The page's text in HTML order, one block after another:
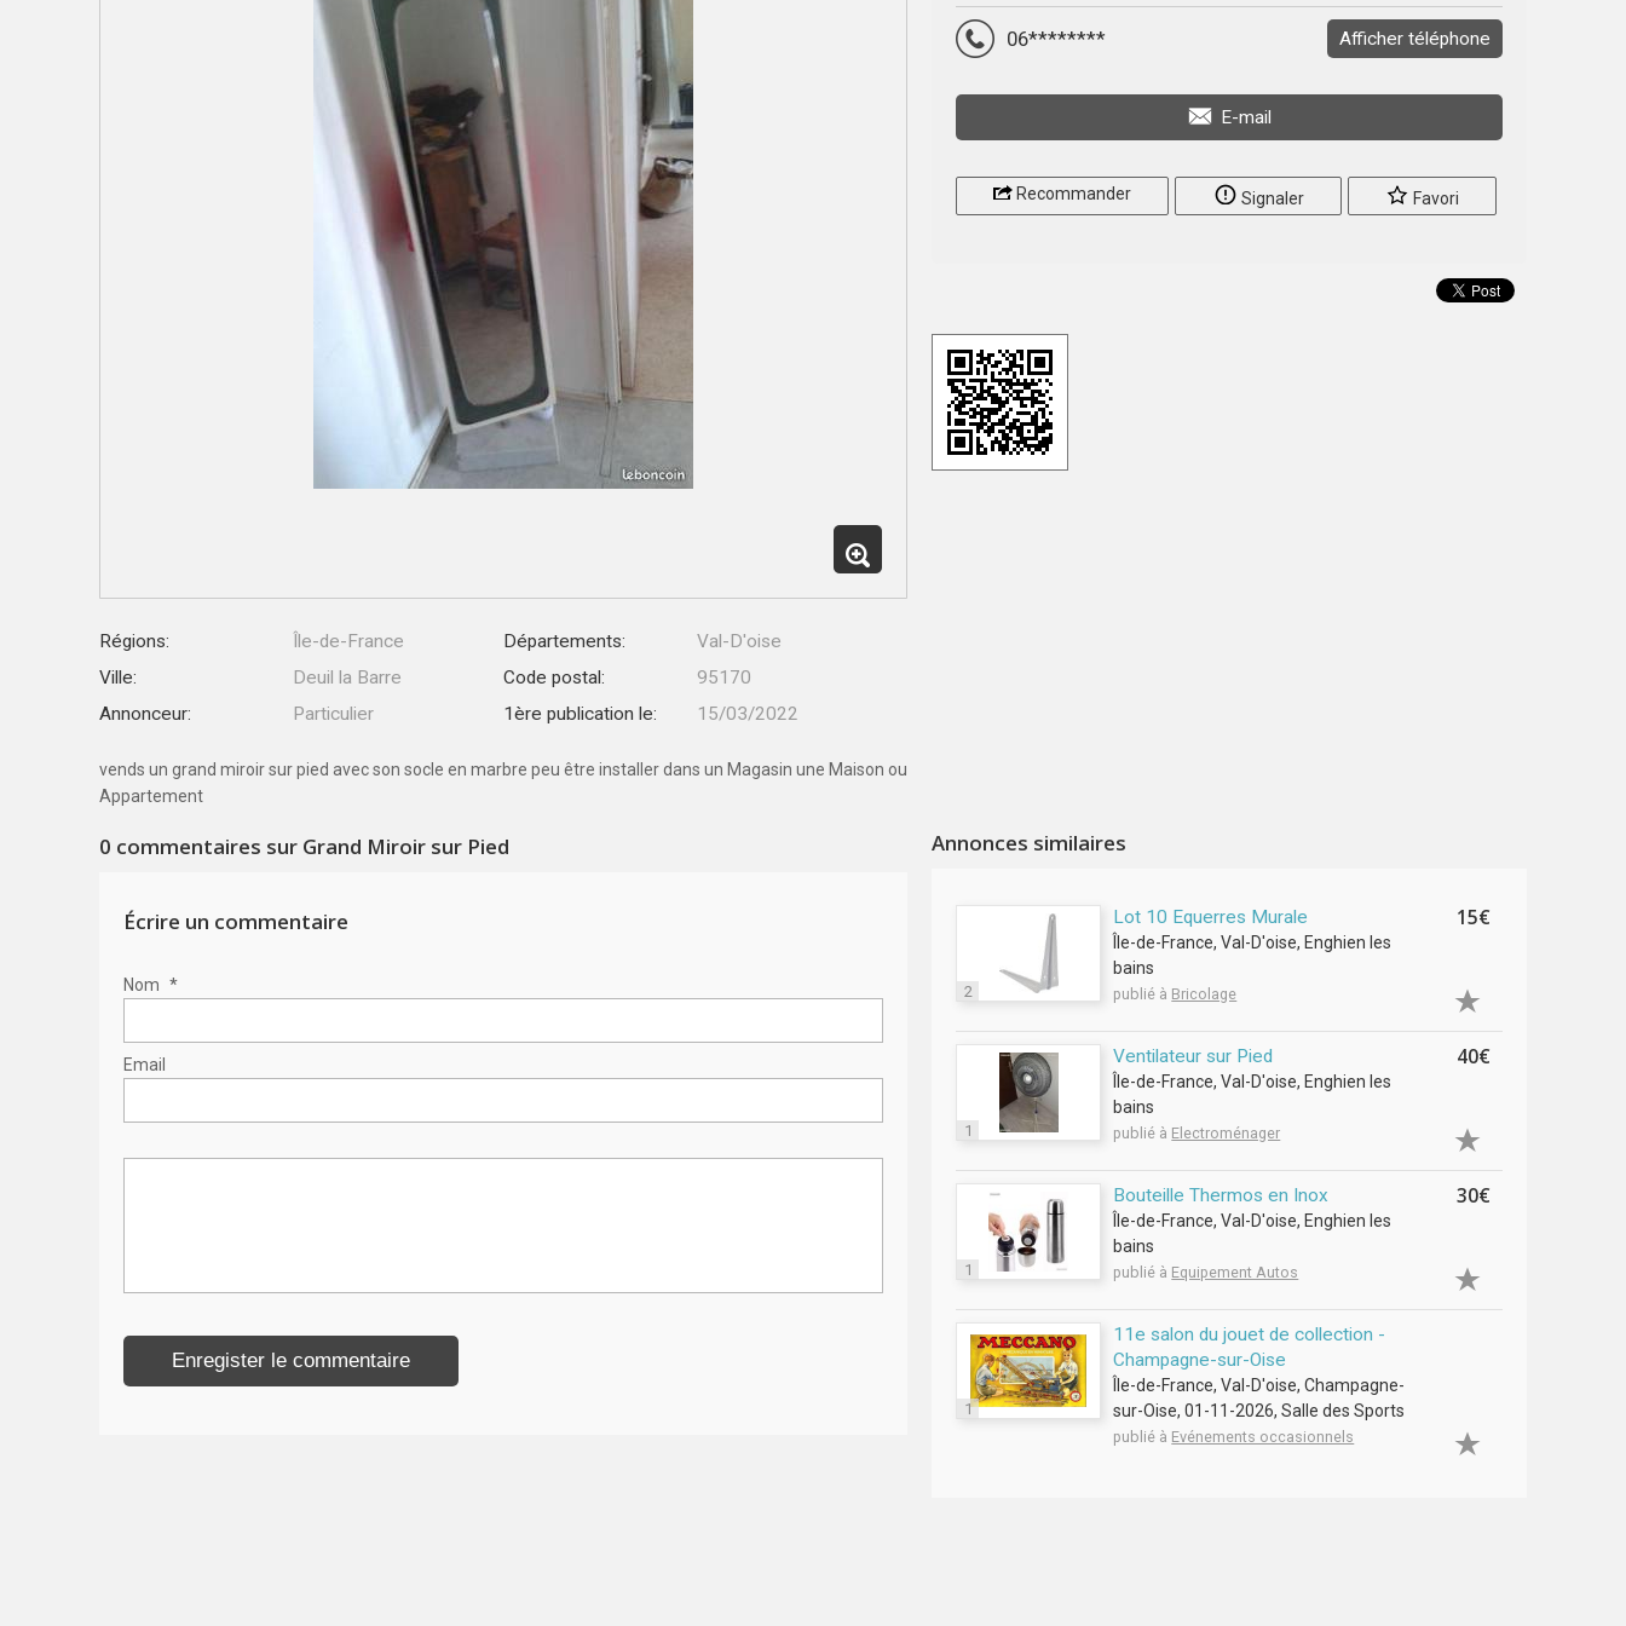
Régions: Île-de-France Départements:
Val-D'oise
Ville:
Deuil la Barre Code postal:
95170
Annonceur:
Particulier 1ère publication le: 15/03/2022
vends un grand miroir sur pied avec son socle en marbre peu être installer dans un Magasin une Maison ou
Appartement
0 commentaires sur Grand Miroir sur Pied
Écrire un commentaire
Nom *
Email
06******** Afficher téléphone
E-mail
Recommander Signaler Favori
Annonces similaires
2
Lot 10 Equerres Murale
Île-de-France, Val-D'oise, Enghien les
bains
publié à Bricolage
15€
1
Ventilateur sur Pied
Île-de-France, Val-D'oise, Enghien les
bains
publié à Electroménager
40€
1
Bouteille Thermos en Inox
Île-de-France, Val-D'oise, Enghien les
bains
publié à Equipement Autos
30€
1
11e salon du jouet de collection -
Champagne-sur-Oise
Île-de-France, Val-D'oise, Champagne-
sur-Oise, 01-11-2026, Salle des Sports
publié à Evénements occasionnels